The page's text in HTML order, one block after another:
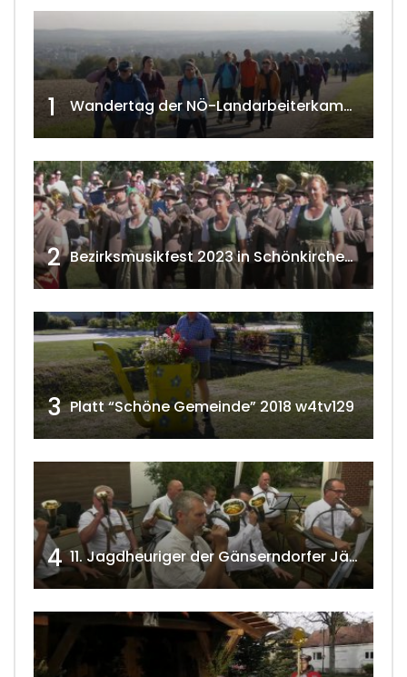
1 Wandertag der NÖ-Landarbeiterkammer in Hollabrunn 2024
2 Bezirksmusikfest 2023 in Schönkirchen-Reyersdorf
3 Platt “Schöne Gemeinde” 2018 w4tv129
4 11. Jagdheuriger der Gänserndorfer Jäger 2020 w4tv166